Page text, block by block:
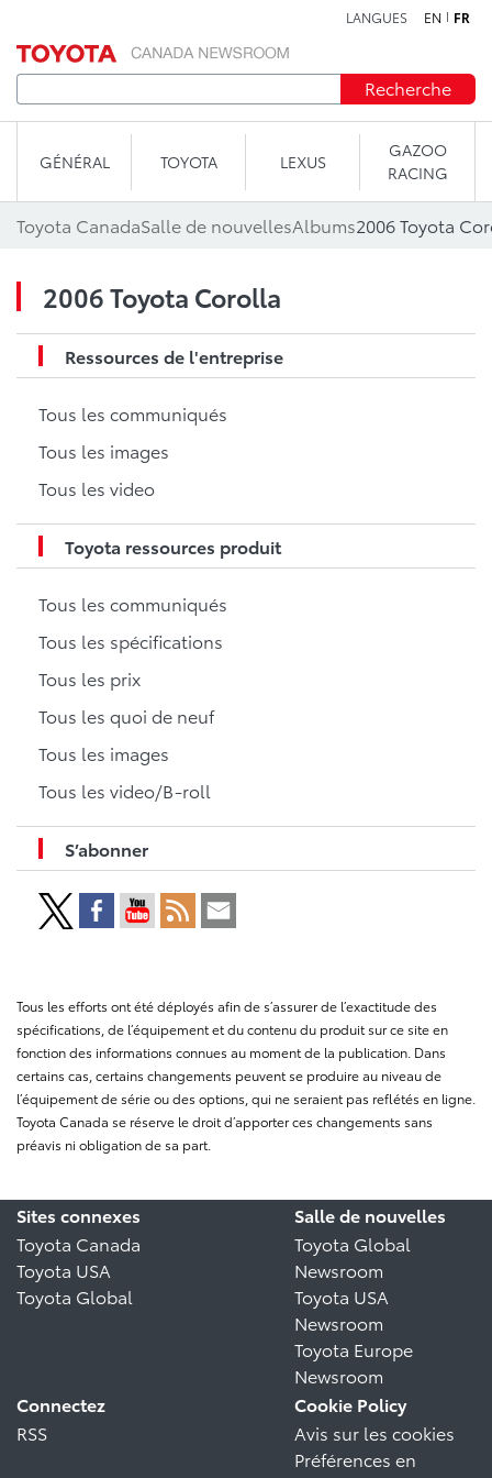
LANGUES EN FR
Recherche
GÉNÉRAL TOYOTA LEXUS
GAZOO
RACING
Toyota CanadaSalle de nouvellesAlbums2006 Toyota
2006 Toyota Corolla
Ressources de l'entreprise
Tous les communiqués
Tous les images
Tous les video
Toyota ressources produit
Tous les communiqués
Tous les spécifications
Tous les prix
Tous les quoi de neuf
Tous les images
Tous les video/B-roll
S’abonner
Tous les efforts ont été déployés afin de s’assurer de l’exactitude des
spécifications, de l’équipement et du contenu du produit sur ce site en
fonction des informations connues au moment de la publication. Dans
certains cas, certains changements peuvent se produire au niveau de
l’équipement de série ou des options, qui ne seraient pas reflétés en ligne.
Toyota Canada se réserve le droit d’apporter ces changements sans
préavis ni obligation de sa part.
Sites connexes
Toyota Canada
Toyota USA
Toyota Global
Salle de nouvelles
Toyota Global
Newsroom
Toyota USA
Newsroom
Toyota Europe
Newsroom
Connectez
RSS
Cookie Policy
Avis sur les cookies
Préférences en